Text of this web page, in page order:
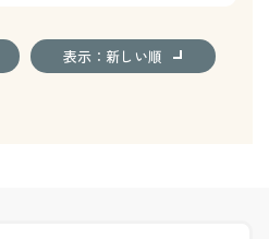
表示：新しい順